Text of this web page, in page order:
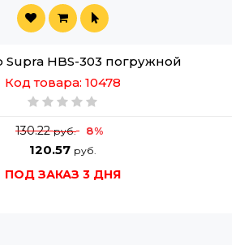
Supra HBS-303 погружной
Код товара: 10478
130.22руб. 8%
120.57 руб.
ПОД ЗАКАЗ 3 ДНЯ